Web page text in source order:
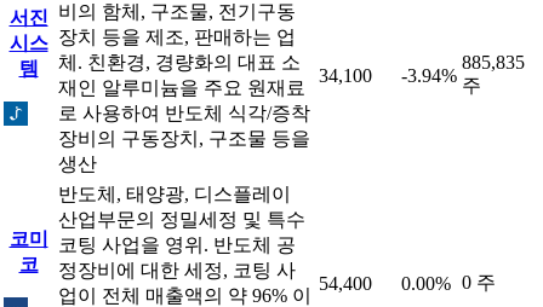
서진
시스
템
비의 함체, 구조물, 전기구동
장치 등을 제조, 판매하는 업
체. 친환경, 경량화의 대표 소
재인 알루미늄을 주요 원재료
로 사용하여 반도체 식각/증착
장비의 구동장치, 구조물 등을
생산
34,100 -3.94%
885,835
주
코미
코
반도체, 태양광, 디스플레이
산업부문의 정밀세정 및 특수
코팅 사업을 영위. 반도체 공
정장비에 대한 세정, 코팅 사
업이 전체 매출액의 약 96% 이
54,400 0.00% 0 주